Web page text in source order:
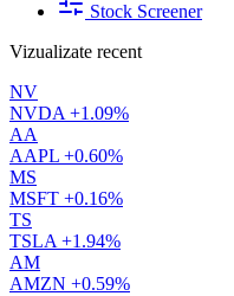
Stock Screener
Vizualizate recent
NV
NVDA +1.09%
AA
AAPL +0.60%
MS
MSFT +0.16%
TS
TSLA +1.94%
AM
AMZN +0.59%